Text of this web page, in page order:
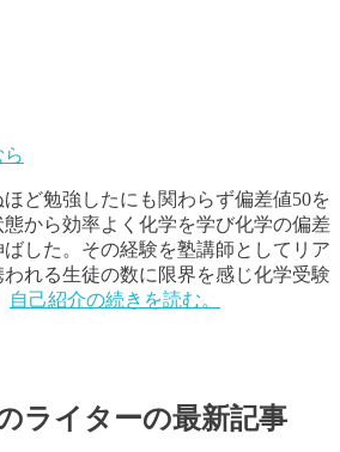
ど勉強したにも関わらず偏差値50を
から効率よく化学を学び化学の偏差
した。その経験を塾講師としてリア
れる生徒の数に限界を感じ化学受験
自己紹介の続きを読む。
ライターの最新記事